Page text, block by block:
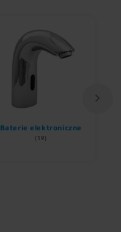
Baterie elektroniczne
(19)